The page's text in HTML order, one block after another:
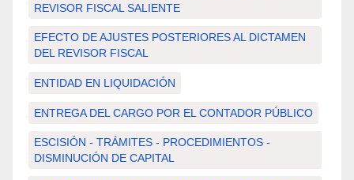
REVISOR FISCAL SALIENTE
EFECTO DE AJUSTES POSTERIORES AL DICTAMEN
DEL REVISOR FISCAL
ENTIDAD EN LIQUIDACIÓN
ENTREGA DEL CARGO POR EL CONTADOR PÚBLICO
ESCISIÓN - TRÁMITES - PROCEDIMIENTOS -
DISMINUCIÓN DE CAPITAL